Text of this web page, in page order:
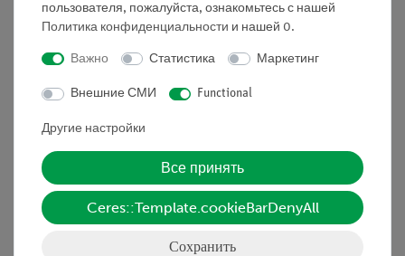
Информация
Контактное лицо
Условия сотрудничества
пользователя, пожалуйста, ознакомьтесь с нашей
Политика конфиденциальности и нашей 0.
Важно Статистика Маркетинг
Внешние СМИ Functional
Другие настройки
Все принять
Ceres::Template.cookieBarDenyAll
Сохранить